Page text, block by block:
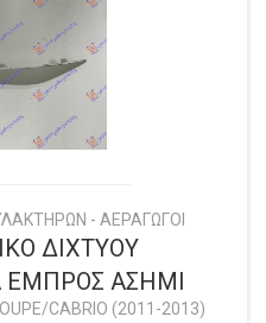
- ΑΕΡΑΓΩΓΟΙ
ΔΙΧΤΥΟΥ
ΑΣΗΜΙ
CABRIO (2011-2013)